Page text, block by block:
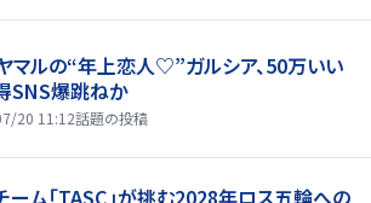
マルの“年上恋人♡”ガルシア、50万いい
SNS爆跳ねか
20 11:12話題の投稿